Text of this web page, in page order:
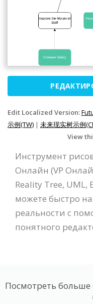
Edit Localized Version:
示例(TW) | 未来现实树示例
View
Инструмент
Онлайн (VP
Reality Tree, UML,
можете быстро
реальности с
понятного
Посмотреть